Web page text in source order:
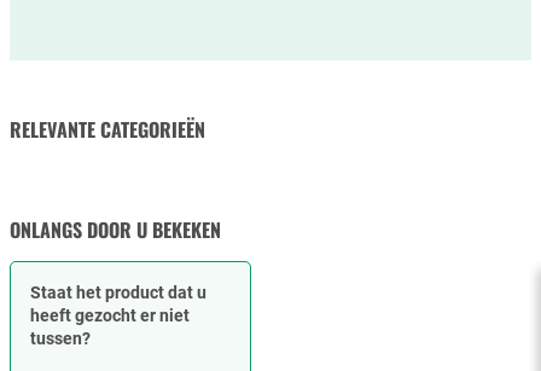
RELEVANTE CATEGORIEËN
ONLANGS DOOR U BEKEKEN
Staat het product dat u
heeft gezocht er niet
tussen?